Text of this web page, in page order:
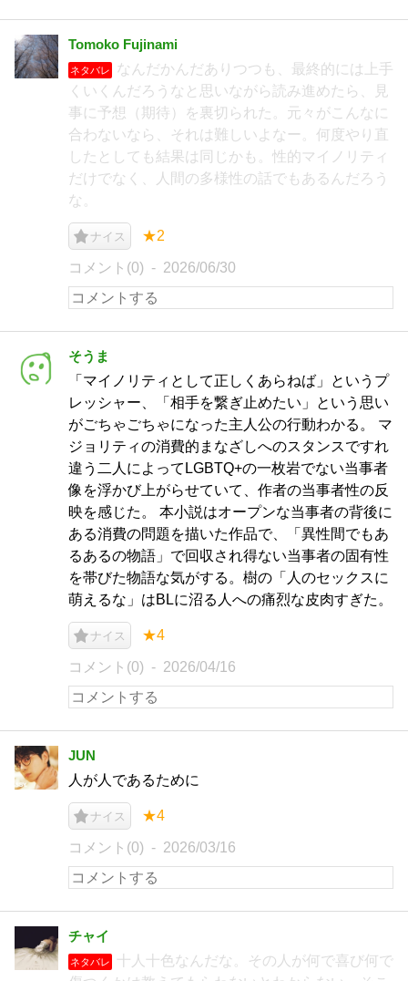
Tomoko Fujinami
ネタバレ
なんだかんだありつつも、最終的には上手
くいくんだろうなと思いながら読み進めたら、見
事に予想（期待）を裏切られた。元々がこんなに
合わないなら、それは難しいよなー。何度やり直
したとしても結果は同じかも。性的マイノリティ
だけでなく、人間の多様性の話でもあるんだろう
な。
ナイス ★2
コメント(0) 2026/06/30
そうま
「マイノリティとして正しくあらねば」というプ
レッシャー、「相手を繋ぎ止めたい」という思い
がごちゃごちゃになった主人公の行動わかる。 マ
ジョリティの消費的まなざしへのスタンスですれ
違う二人によってLGBTQ+の一枚岩でない当事者
像を浮かび上がらせていて、作者の当事者性の反
映を感じた。 本小説はオープンな当事者の背後に
ある消費の問題を描いた作品で、「異性間でもあ
るあるの物語」で回収され得ない当事者の固有性
を帯びた物語な気がする。樹の「人のセックスに
萌えるな」はBLに沼る人への痛烈な皮肉すぎた。
ナイス ★4
コメント(0) 2026/04/16
JUN
人が人であるために
ナイス ★4
コメント(0) 2026/03/16
チャイ
ネタバレ
十人十色なんだな。その人が何で喜び何で